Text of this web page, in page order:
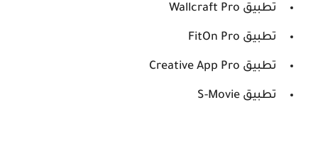
تطبيق Wallcraft Pro
تطبيق FitOn Pro
تطبيق Creative App Pro
تطبيق S-Movie